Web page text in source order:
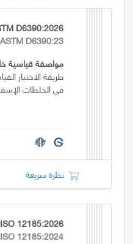
D6390:2026
ASTM D6390:23
مواصفة قياسية
طريقة الاختبار
في الخلطات
نظرة سريعة
12185:2026
ISO 12185:2024